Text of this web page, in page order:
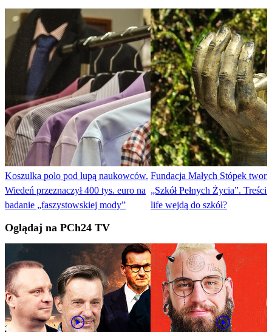
Koszulka polo pod lupą naukowców.
Wiedeń przeznaczył 400 tys. euro na
badanie „faszystowskiej mody”
Fundacja Małych Stópek
„Szkół Pełnych Życia”. Treści
life wejdą do szkół?
Oglądaj na PCh24 TV